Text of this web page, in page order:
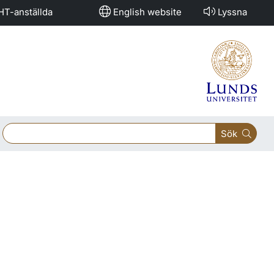
anställda English website Lyssna
Sök